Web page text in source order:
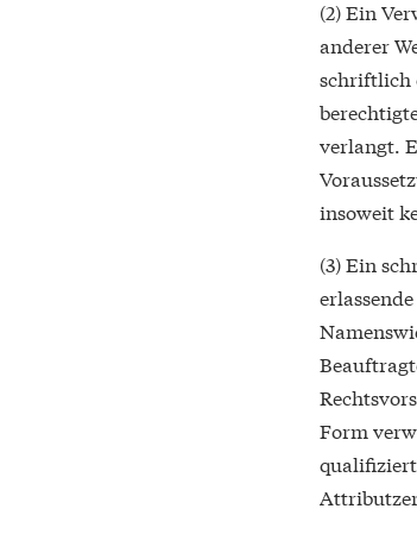
(2) Ein
anderer
schriftlich
verlangt.
insoweit
(3) Ein
Form